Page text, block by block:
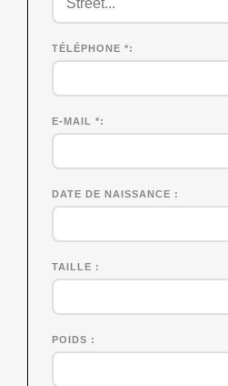
TÉLÉPHONE *
E-MAIL *
DATE DE NAISSANCE
TAILLE
POIDS